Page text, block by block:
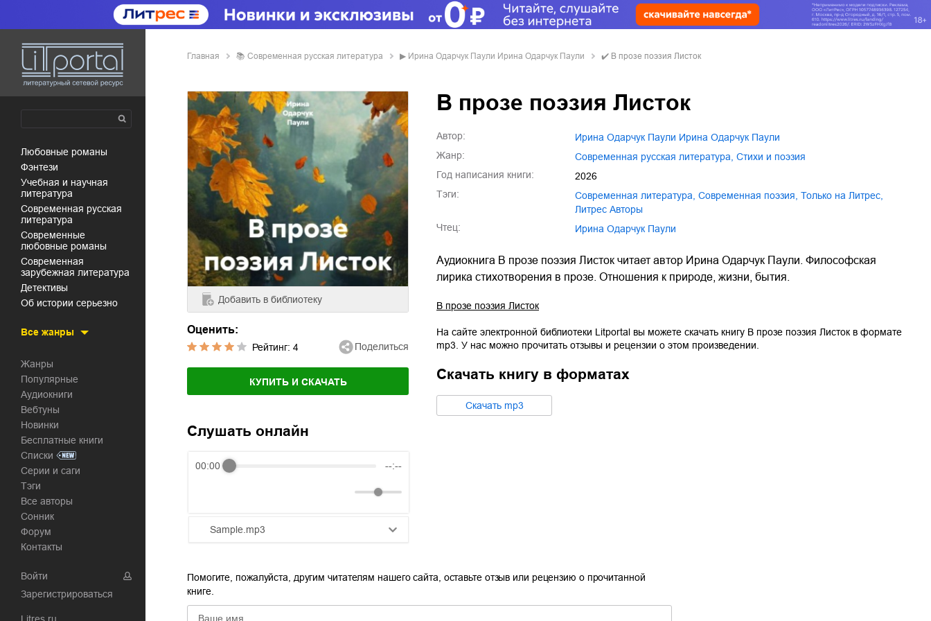
любовные романы
фэнтези
учебная и научная
литература
современная русская
литература
современные
любовные романы
современная
зарубежная литература
детективы
об истории серьезно
Все жанры
Жанры
Популярные
Аудиокниги
Вебтуны
Новинки
Бесплатные книги
Списки
Серии и саги
Тэги
Все авторы
Сонник
Форум
Контакты
Войти
Зарегистрироваться
Главная 📚 современная русская литература ▶ Ирина Одарчук Паули Ирина Одарчук Паули ✔️ В прозе поэзия Листок
Добавить в библиотеку
Оценить:
Рейтинг: 4 Поделиться
КУПИТЬ И СКАЧАТЬ
Слушать онлайн
00:00 --:--
Sample.mp3
02.mp3 20:50
03.mp3 14:00
В прозе поэзия Листок
Автор:
Ирина Одарчук Паули Ирина Одарчук Паули
Жанр:
современная русская литература
стихи и поэзия
Год написания книги:
2026
Тэги:
современная литература современная поэзия только на Литрес
Литрес Авторы
Чтец:
Ирина Одарчук Паули
Аудиокнига В прозе поэзия Листок читает автор Ирина Одарчук Паули. Философская
лирика стихотворения в прозе. Отношения к природе, жизни, бытия.
В прозе поэзия Листок
На сайте электронной библиотеки Litportal вы можете скачать книгу В прозе поэзия Листок в формате
mp3 . У нас можно прочитать отзывы и рецензии о этом произведении.
Скачать книгу в форматах
Cкачать mp3
Помогите, пожалуйста, другим читателям нашего сайта, оставьте отзыв или рецензию о прочитанной
книге.